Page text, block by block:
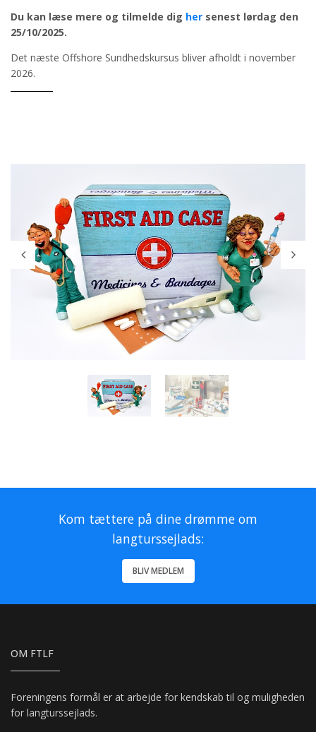
Du kan læse mere og tilmelde dig her senest lørdag den
25/10/2025.
Det næste Offshore Sundhedskursus bliver afholdt i november
2026.
Kom tættere på dine drømme om
langturssejlads:
BLIV MEDLEM
OM FTLF
Foreningens formål er at arbejde for kendskab til og muligheden
for langturssejlads.